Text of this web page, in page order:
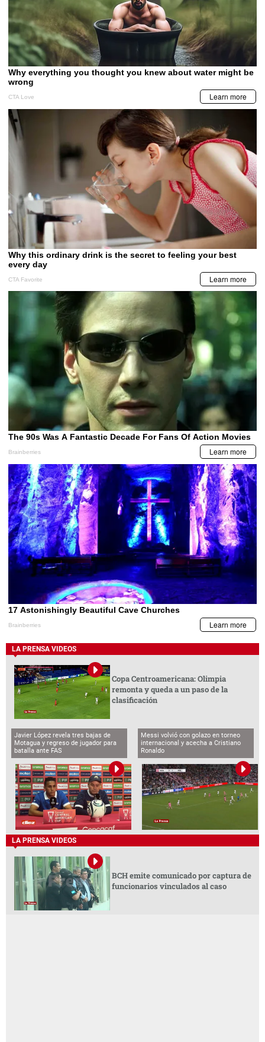
LA PRENSA VIDEOS
Copa Centroamericana: Olimpia
remonta y queda a un paso de la
clasificación
Javier López revela tres bajas de
Motagua y regreso de jugador para
batalla ante FAS
Messi volvió con golazo en torneo
internacional y acecha a Cristiano
Ronaldo
LA PRENSA VIDEOS
BCH emite comunicado por captura de
funcionarios vinculados al caso